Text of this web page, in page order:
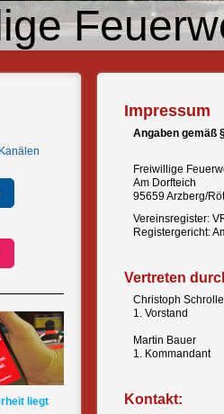
liegt
Impressum
Angaben gemäß
Freiwillige
Am Dorfteich
95659 Arzberg/
Vereinsregister:
Registergericht:
Vertreten
Christoph
1. Vorstand
Martin Bauer
1. Kommandant
Kontakt: